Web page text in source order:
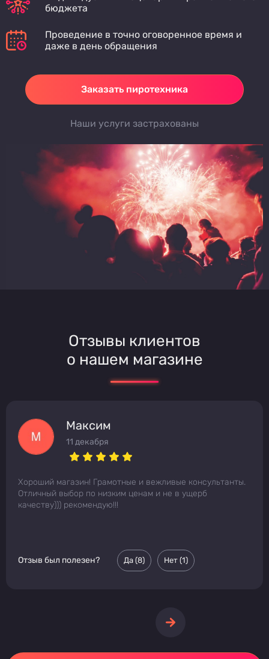
бюджета
Проведение в точно оговоренное время и
даже в день обращения
Заказать пиротехника
Наши услуги застрахованы
Отзывы клиентов
о нашем магазине
Максим
11 декабря
Хороший магазин! Грамотные и вежливые консультанты.
Отличный выбор по низким ценам и не в ущерб
качеству))) рекомендую!!!
Отзыв был полезен? Да (8) Нет (1)